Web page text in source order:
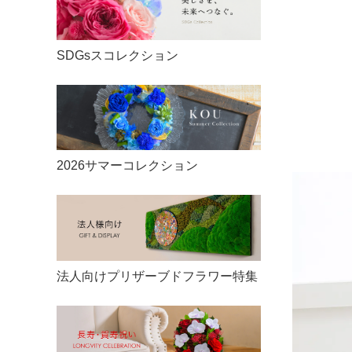
ウェルカムボード
引き出物
20,000円〜
50,000円〜
100,000円〜
ご利用案内
納期についてのご案内
プリザーブドフラワーとは
ベル・フルールのご紹介
ギフト対応について
FAQ
商品レビュー
SDGsスコレクション
2026サマーコレクション
法人向けプリザーブドフラワー特集